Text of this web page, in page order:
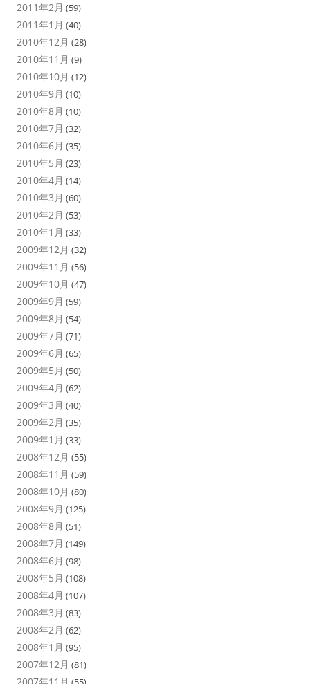
2011年2月 (59)
2011年1月 (40)
2010年12月 (28)
2010年11月 (9)
2010年10月 (12)
2010年9月 (10)
2010年8月 (10)
2010年7月 (32)
2010年6月 (35)
2010年5月 (23)
2010年4月 (14)
2010年3月 (60)
2010年2月 (53)
2010年1月 (33)
2009年12月 (32)
2009年11月 (56)
2009年10月 (47)
2009年9月 (59)
2009年8月 (54)
2009年7月 (71)
2009年6月 (65)
2009年5月 (50)
2009年4月 (62)
2009年3月 (40)
2009年2月 (35)
2009年1月 (33)
2008年12月 (55)
2008年11月 (59)
2008年10月 (80)
2008年9月 (125)
2008年8月 (51)
2008年7月 (149)
2008年6月 (98)
2008年5月 (108)
2008年4月 (107)
2008年3月 (83)
2008年2月 (62)
2008年1月 (95)
2007年12月 (81)